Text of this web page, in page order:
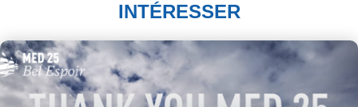
INTÉRESSER